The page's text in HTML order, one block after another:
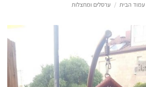
עמוד הבית / ערסלים ומחצלות